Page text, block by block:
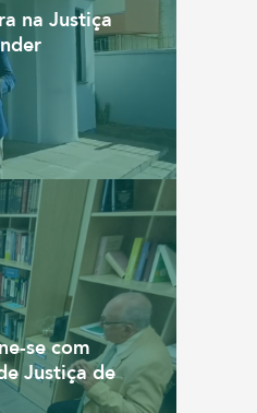
na Justiça
se com
Justiça de